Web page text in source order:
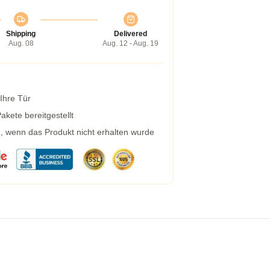
Shipping
Aug. 08
Delivered
Aug. 12 - Aug. 19
Tür
bereitgestellt
wenn das Produkt nicht erhalten wurde